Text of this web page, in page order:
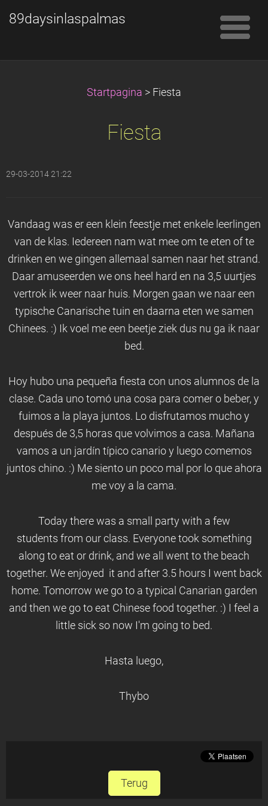
89daysinlaspalmas
Startpagina > Fiesta
Fiesta
29-03-2014 21:22
Vandaag was er een klein feestje met enkele leerlingen
van de klas. Iedereen nam wat mee om te eten of te
drinken en we gingen allemaal samen naar het strand.
Daar amuseerden we ons heel hard en na 3,5 uurtjes
vertrok ik weer naar huis. Morgen gaan we naar een
typische Canarische tuin en daarna eten we samen
Chinees. :) Ik voel me een beetje ziek dus nu ga ik naar
bed.
Hoy hubo una pequeña fiesta con unos alumnos de la
clase. Cada uno tomó una cosa para comer o beber, y
fuimos a la playa juntos. Lo disfrutamos mucho y
después de 3,5 horas que volvimos a casa. Mañana
vamos a un jardín típico canario y luego comemos
juntos chino. :) Me siento un poco mal por lo que ahora
me voy a la cama.
Today there was a small party with a few
students from our class. Everyone took something
along to eat or drink, and we all went to the beach
together. We enjoyed it and after 3.5 hours I went back
home. Tomorrow we go to a typical Canarian garden
and then we go to eat Chinese food together. :) I feel a
little sick so now I'm going to bed.
Hasta luego,
Thybo
Terug